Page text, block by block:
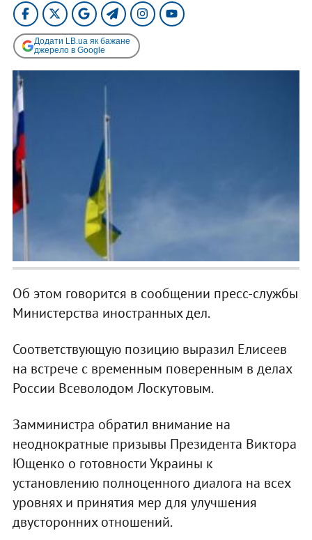
Додати LB.ua як бажане
джерело в Google
Об этом говорится в сообщении пресс-службы
Министерства иностранных дел.
Соответствующую позицию выразил Елисеев
на встрече с временным поверенным в делах
России Всеволодом Лоскутовым.
Замминистра обратил внимание на
неоднократные призывы Президента Виктора
Ющенко о готовности Украины к
установлению полноценного диалога на всех
уровнях и принятия мер для улучшения
двусторонних отношений.